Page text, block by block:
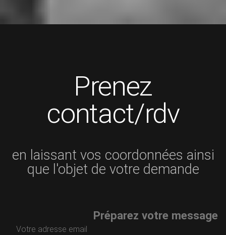
Prenez
contact/rdv
en laissant vos coordonnées ainsi
que l'objet de votre demande
Préparez votre message
Votre adresse email